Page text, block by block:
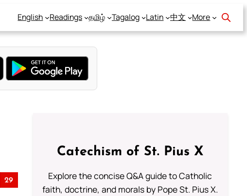
English Readings தமிழ் Tagalog Latin 中文 More
29
Catechism of St. Pius X
Explore the concise Q&A guide to Catholic
faith, doctrine, and morals by Pope St. Pius X.